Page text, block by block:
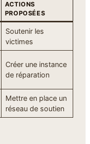
ACTIONS
PROPOSÉES
Soutenir les
victimes
Créer une instance
de réparation
Mettre en place un
réseau de soutien